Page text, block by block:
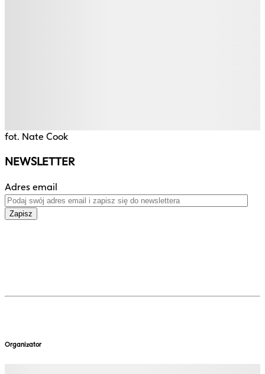
fot. Nate Cook
NEWSLETTER
Adres email
Zapisz
Organizator